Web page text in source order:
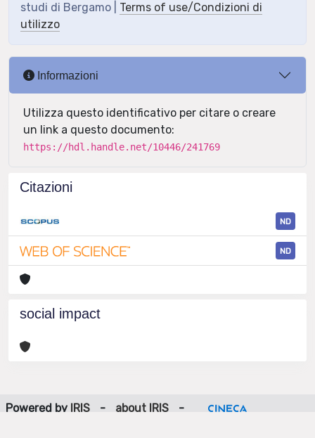
studi di Bergamo | Terms of use/Condizioni di
utilizzo
Informazioni
Utilizza questo identificativo per citare o creare
un link a questo documento:
https://hdl.handle.net/10446/241769
Citazioni
ND
ND
social impact
Powered by IRIS - about IRIS
-